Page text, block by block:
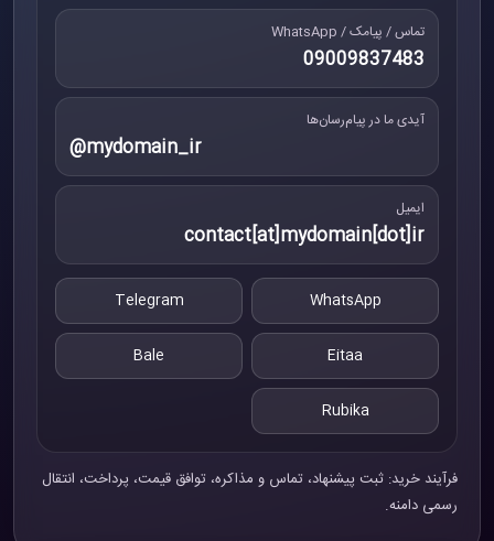
تماس / پیامک / WhatsApp
09009837483
آیدی ما در پیام‌رسان‌ها
@mydomain_ir
ایمیل
contact[at]mydomain[dot]ir
WhatsApp
Telegram
Eitaa
Bale
Rubika
فرآیند خرید: ثبت پیشنهاد، تماس و مذاکره، توافق قیمت، پرداخت، انتقال
رسمی دامنه.